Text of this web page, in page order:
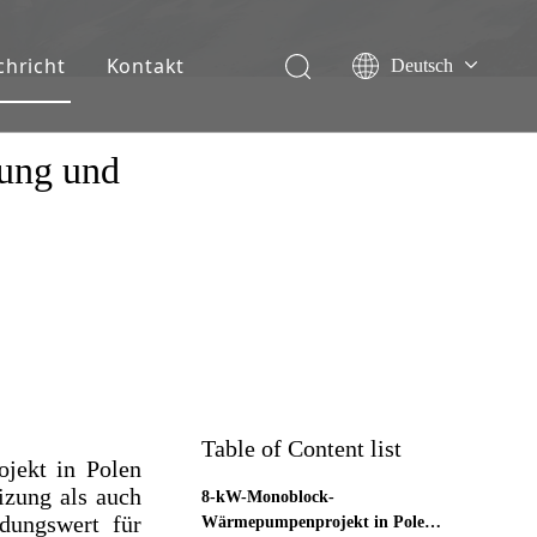
Kontakt Deutsch
Français
und
in Polen
als auch
für
Table of Content list
8-kW-Monoblock-
Wärmepumpenprojekt in Polen: